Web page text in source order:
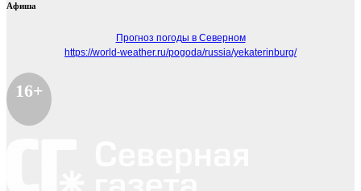
Афиша
Прогноз погоды в Северном
https://world-weather.ru/pogoda/russia/yekaterinburg/
16+